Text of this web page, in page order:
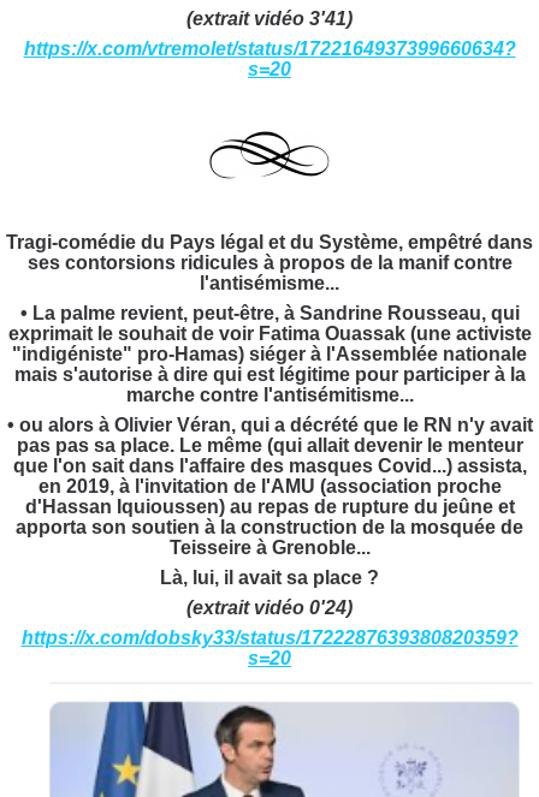
(extrait vidéo 3'41)
https://x.com/vtremolet/status/1722164937399660634?
s=20
Tragi-comédie du Pays légal et du Système, empêtré dans
ses contorsions ridicules à propos de la manif contre
l'antisémisme...
• La palme revient, peut-être, à Sandrine Rousseau, qui
exprimait le souhait de voir Fatima Ouassak (une activiste
"indigéniste" pro-Hamas) siéger à l'Assemblée nationale
mais s'autorise à dire qui est légitime pour participer à la
marche contre l'antisémitisme...
• ou alors à Olivier Véran, qui a décrété que le RN n'y avait
pas pas sa place. Le même (qui allait devenir le menteur
que l'on sait dans l'affaire des masques Covid...) assista,
en 2019, à l'invitation de l'AMU (association proche
d'Hassan Iquioussen) au repas de rupture du jeûne et
apporta son soutien à la construction de la mosquée de
Teisseire à Grenoble...
Là, lui, il avait sa place ?
(extrait vidéo 0'24)
https://x.com/dobsky33/status/1722287639380820359?
s=20